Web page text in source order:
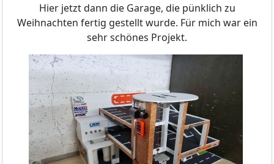
Hier jetzt dann die Garage, die pünklich zu
Weihnachten fertig gestellt wurde. Für mich war ein
sehr schönes Projekt.